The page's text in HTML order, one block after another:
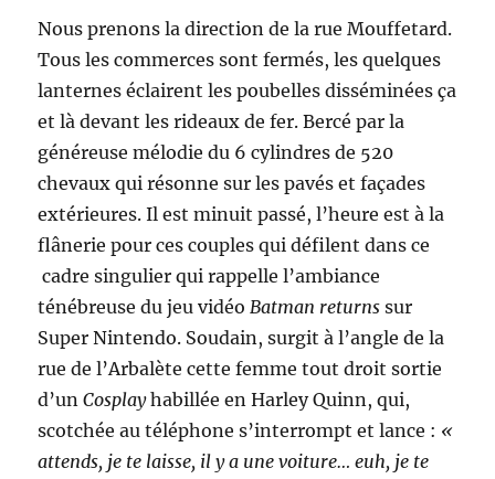
Nous prenons la direction de la rue Mouffetard.
Tous les commerces sont fermés, les quelques
lanternes éclairent les poubelles disséminées ça
et là devant les rideaux de fer. Bercé par la
généreuse mélodie du 6 cylindres de 520
chevaux qui résonne sur les pavés et façades
extérieures. Il est minuit passé, l’heure est à la
flânerie pour ces couples qui défilent dans ce
cadre singulier qui rappelle l’ambiance
ténébreuse du jeu vidéoBatman returns sur
Super Nintendo. Soudain, surgit à l’angle de la
rue de l’Arbalète cette femme tout droit sortie
d’unCosplayhabillée en Harley Quinn, qui,
scotchée au téléphone s’interrompt et lance : «
attends, je te laisse, il y a une voiture… euh, je te